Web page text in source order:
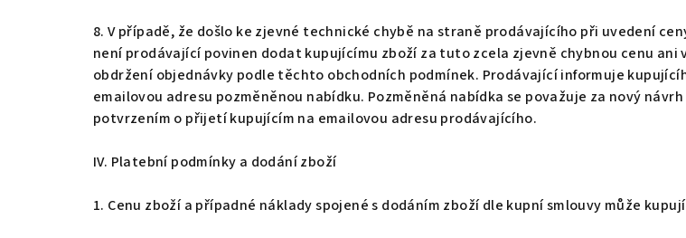
8. V případě, že došlo ke zjevné technické chybě na straně prodávajícího při uvedení
není prodávající povinen dodat kupujícímu zboží za tuto zcela zjevně chybnou cenu
obdržení objednávky podle těchto obchodních podmínek. Prodávající informuje
emailovou adresu pozměněnou nabídku. Pozměněná nabídka se považuje za nový
potvrzením o přijetí kupujícím na emailovou adresu prodávajícího.
IV. Platební podmínky a dodání zboží
1. Cenu zboží a případné náklady spojené s dodáním zboží dle kupní smlouvy může